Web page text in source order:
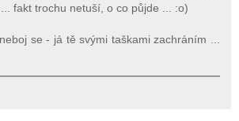
fakt trochu netuší, o co půjde ... :o)
se - já tě svými taškami zachráním ...